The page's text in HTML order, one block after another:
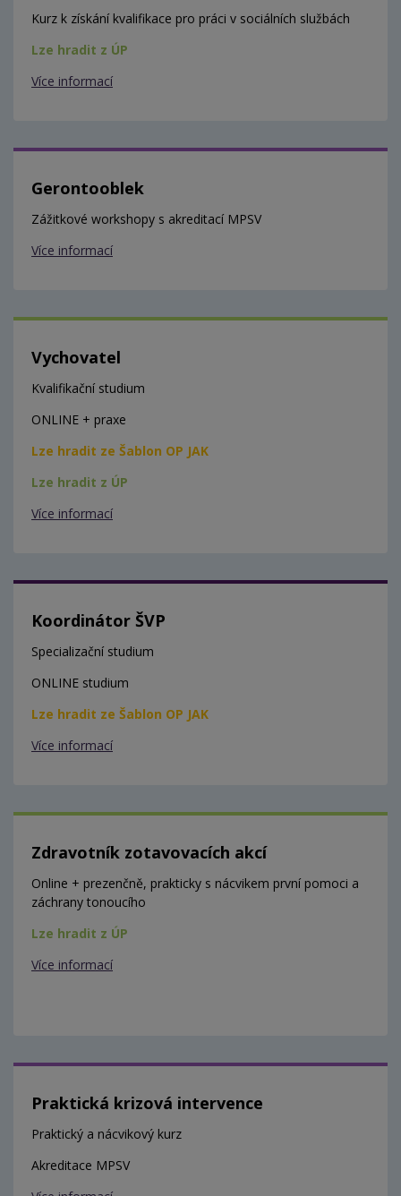
Kurz k získání kvalifikace pro práci v sociálních službách
Lze hradit z ÚP
Více informací
Gerontooblek
Zážitkové workshopy s akreditací MPSV
Více informací
Vychovatel
Kvalifikační studium
ONLINE + praxe
Lze hradit ze Šablon OP JAK
Lze hradit z ÚP
Více informací
Koordinátor ŠVP
Specializační studium
ONLINE studium
Lze hradit ze Šablon OP JAK
Více informací
Zdravotník zotavovacích akcí
Online + prezenčně, prakticky s nácvikem první pomoci a
záchrany tonoucího
Lze hradit z ÚP
Více informací
Praktická krizová intervence
Praktický a nácvikový kurz
Akreditace MPSV